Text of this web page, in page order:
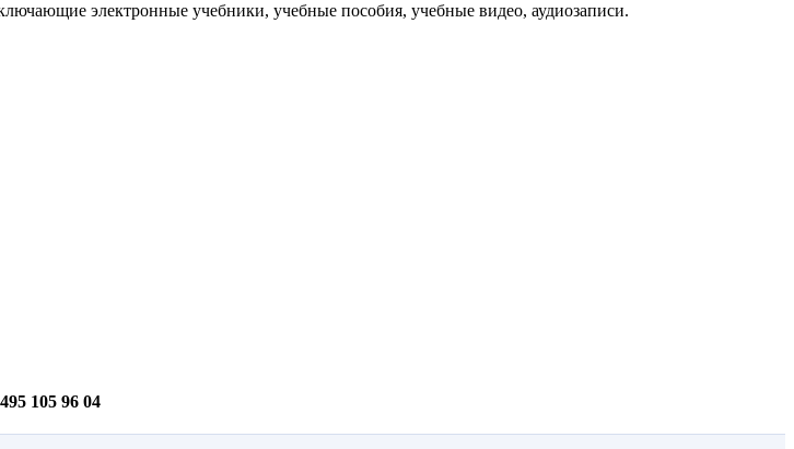
электронные учебники, учебные пособия, учебные видео, аудиозаписи.
105 96 04